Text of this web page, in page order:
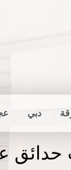
دبي
حدائق